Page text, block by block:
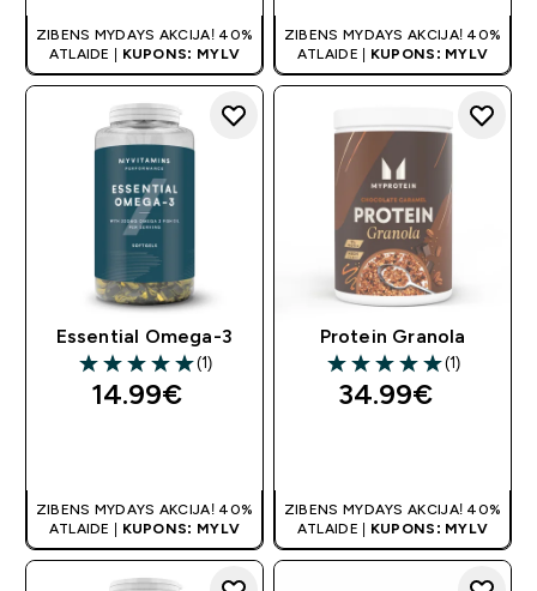
ZIBENS MYDAYS AKCIJA! 40%
ATLAIDE | KUPONS: MYLV
ZIBENS MYDAYS AKCIJA! 40%
ATLAIDE | KUPONS: MYLV
Essential Omega-3
5 out of 5 stars
(1)
14.99€‎
ZIBENS MYDAYS AKCIJA! 40%
ATLAIDE | KUPONS: MYLV
Protein Granola
5 out of 5 stars
(1)
34.99€‎
ZIBENS MYDAYS AKCIJA! 40%
ATLAIDE | KUPONS: MYLV